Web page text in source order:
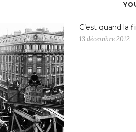
C’est quand la
13 décembre 2012